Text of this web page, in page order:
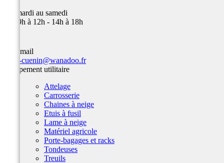
Du mardi au samedi
de 09h à 12h - 14h à 18h
Par email
team-cuenin@wanadoo.fr
Equipement utilitaire
Attelage
Carrosserie
Chaines à neige
Etuis à fusil
Lame à neige
Matériel agricole
Porte-bagages et racks
Tondeuses
Treuils